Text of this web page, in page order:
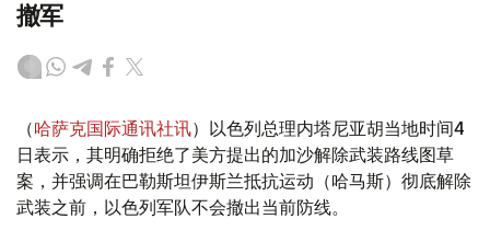
撤军
（哈萨克国际通讯社讯）以色列总理内塔尼亚胡当地时间4
日表示，其明确拒绝了美方提出的加沙解除武装路线图草
案，并强调在巴勒斯坦伊斯兰抵抗运动（哈马斯）彻底解除
武装之前，以色列军队不会撤出当前防线。